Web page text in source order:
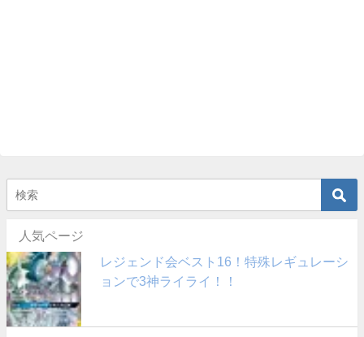
人気ページ
レジェンド会ベスト16！特殊レギュレーシ
ョンで3神ライライ！！